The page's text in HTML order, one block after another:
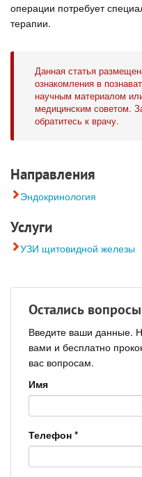
операции потребует
терапии.
Данная статья
ознакомления в
научным материалом
медицинским советом.
обратитесь к врачу.
Направления
Эндокринология
Услуги
УЗИ щитовидной железы
Остались
Введите ваши данные.
вами и бесплатно
вас вопросам.
Имя
Телефон *